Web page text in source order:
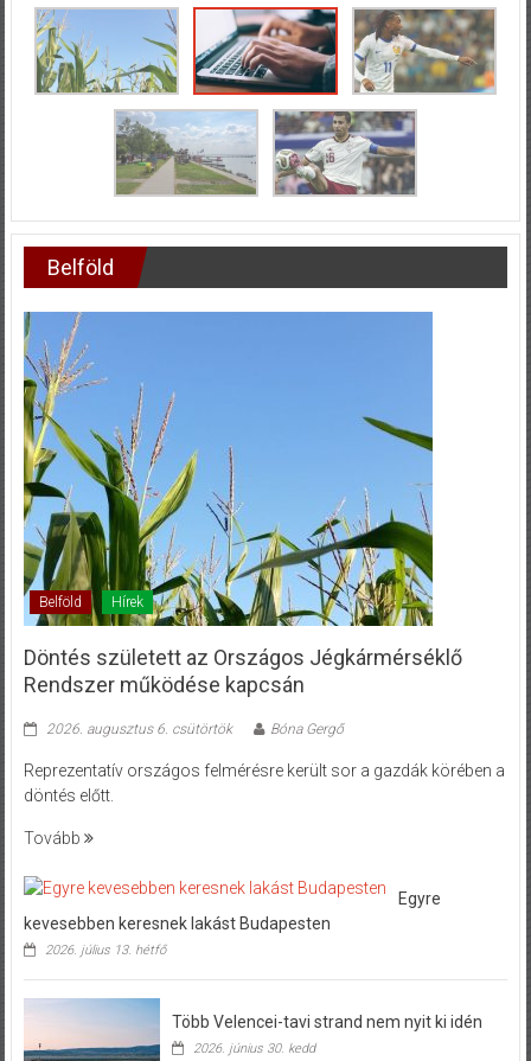
Belföld
Belföld Hírek
Döntés született az Országos Jégkármérséklő
Rendszer működése kapcsán
2026. augusztus 6. csütörtök Bóna Gergő
Reprezentatív országos felmérésre került sor a gazdák körében a
döntés előtt.
Tovább
Egyre
kevesebben keresnek lakást Budapesten
2026. július 13. hétfő
Több Velencei-tavi strand nem nyit ki idén
2026. június 30. kedd